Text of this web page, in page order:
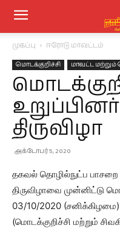
முகப்பு ஈரோடு மாவட்டம்
மொடக்குறிச்சி மாவட்ட மற்றும்
திருவிழா
அக்டோபர் 5, 2020
தகவல் தொழில்நுட்ப பாசறை
திருவிழாவை முன்னிட்டு
03/10/2020
(மொடக்குறிச்சி மற்றும்